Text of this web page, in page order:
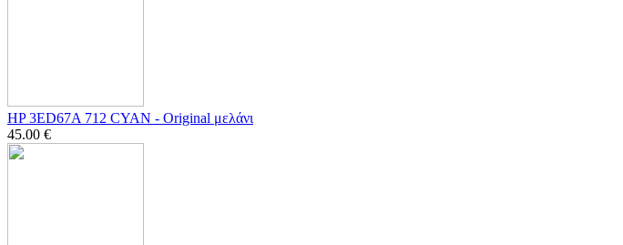
HP 3ED67A 712 CYAN - Οriginal μελάνι
45.00 €